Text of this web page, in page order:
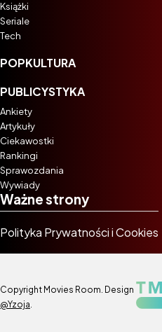
Książki
Seriale
Tech
POPKULTURA
PUBLICYSTYKA
Ankiety
Artykuły
Ciekawostki
Rankingi
Sprawozdania
Wywiady
Ważne strony
Polityka Prywatności i Cookies
Copyright Movies Room. Design
@Yzoja.